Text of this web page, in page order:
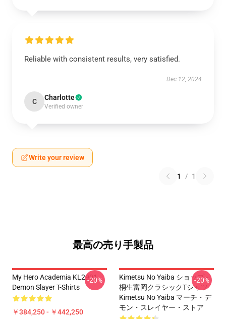
Reliable with consistent results, very satisfied.
Dec 12, 2024
C Charlotte
Verified owner
Write your review
1 / 1
最高の売り手製品
My Hero Academia KL2901
Demon Slayer T-Shirts
￥384,250 - ￥442,250
-20%
Kimetsu No Yaiba ショップ -
桐生富岡クラシックTシャツ
Kimetsu No Yaiba マーチ・デ
モン・スレイヤー・ストア
-20%